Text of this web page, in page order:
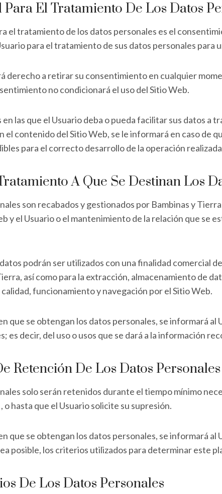
Para El Tratamiento De Los Datos
el tratamiento de los datos personales es el
para el tratamiento de sus datos personales para
derecho a retirar su consentimiento en cualquier
no condicionará el uso del Sitio Web.
en las que el Usuario deba o pueda facilitar sus datos
el contenido del Sitio Web, se le informará en caso de
para el correcto desarrollo de la operación
A Que Se Destinan Los
son recabados y gestionados por Bambinas y
y el Usuario o el mantenimiento de la relación que se
podrán ser utilizados con una finalidad comercial
así como para la extracción, almacenamiento de
funcionamiento y navegación por el Sitio Web.
que se obtengan los datos personales, se informará
es decir, del uso o usos que se dará a la información
Retención De Los Datos Personales
solo serán retenidos durante el tiempo mínimo
o hasta que el Usuario solicite su supresión.
que se obtengan los datos personales, se informará
posible, los criterios utilizados para determinar este
De Los Datos Personales